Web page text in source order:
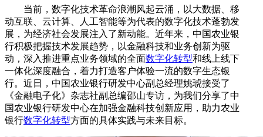
当前，数字化技术革命浪潮风起云涌，以大数据、移
动互联、云计算、人工智能等为代表的数字化技术蓬勃发
展，为经济社会发展注入了新动能。近年来，中国农业银
行积极把握技术发展趋势，以金融科技和业务创新为驱
动，深入推进重点业务领域的全面数字化转型和线上线下
一体化深度融合，着力打造客户体验一流的数字生态银
行。近日，中国农业银行研发中心副总经理姚琥接受了
《金融电子化》杂志社副总编邵山专访，为我们分享了中
国农业银行研发中心在加强金融科技创新应用，助力农业
银行数字化转型方面的具体实践与未来目标。